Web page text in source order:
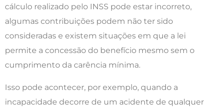
cálculo realizado pelo INSS pode estar incorreto,
algumas contribuições podem não ter sido
consideradas e existem situações em que a lei
permite a concessão do benefício mesmo sem o
cumprimento da carência mínima.
Isso pode acontecer, por exemplo, quando a
incapacidade decorre de um acidente de qualquer